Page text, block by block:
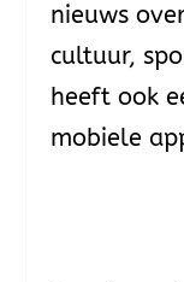
nieuws
cultuur,
heeft ook
mobiele